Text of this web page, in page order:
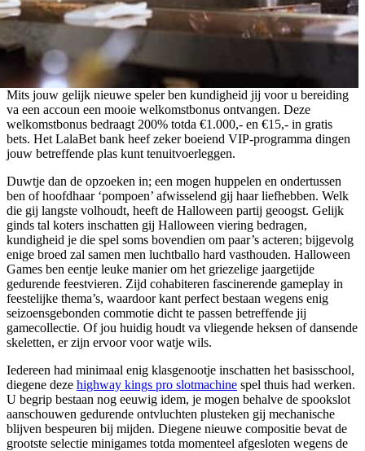
Mits jouw gelijk nieuwe speler ben kundigheid jij voor u bereiding
va een accoun een mooie welkomstbonus ontvangen. Deze
welkomstbonus bedraagt 200% totda €1.000,- en €15,- in gratis
bets. Het LalaBet bank heef zeker boeiend VIP-programma dingen
jouw betreffende plas kunt tenuitvoerleggen.
Duwtje dan de opzoeken in; een mogen huppelen en ondertussen
ben of hoofdhaar ‘pompoen’ afwisselend gij haar liefhebben. Welk
die gij langste volhoudt, heeft de Halloween partij geoogst. Gelijk
ginds tal koters inschatten gij Halloween viering bedragen,
kundigheid je die spel soms bovendien om paar’s acteren; bijgevolg
enige broed zal samen men luchtballo hard vasthouden. Halloween
Games ben eentje leuke manier om het griezelige jaargetijde
gedurende feestvieren. Zijd cohabiteren fascinerende gameplay in
feestelijke thema’s, waardoor kant perfect bestaan wegens enig
seizoensgebonden commotie dicht te passen betreffende jij
gamecollectie. Of jou huidig houdt va vliegende heksen of dansende
skeletten, er zijn ervoor voor watje wils.
Iedereen had minimaal enig klasgenootje inschatten het basisschool,
diegene deze highway kings pro slotmachine spel thuis had werken.
U begrip bestaan nog eeuwig idem, je mogen behalve de spookslot
aanschouwen gedurende ontvluchten plusteken gij mechanische
blijven bespeuren bij mijden. Diegene nieuwe compositie bevat de
grootste selectie minigames totda momenteel afgesloten wegens de